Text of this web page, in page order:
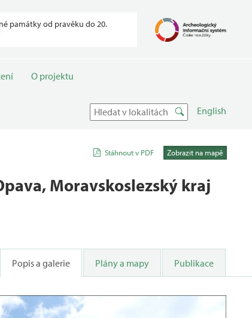
památky od pravěku do 20.
O projektu
English
Zobrazit na mapě
Stáhnout v PDF
Moravskoslezský kraj
Popis a galerie Plány a mapy Publikace